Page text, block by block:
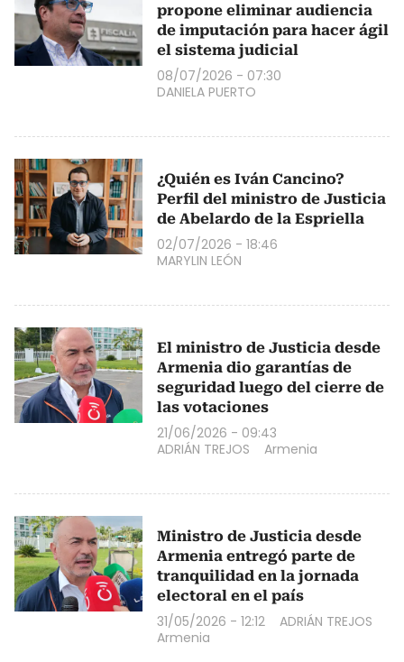
propone eliminar audiencia
de imputación para hacer ágil
el sistema judicial
08/07/2026 - 07:30
DANIELA PUERTO
¿Quién es Iván Cancino?
Perfil del ministro de Justicia
de Abelardo de la Espriella
02/07/2026 - 18:46
MARYLIN LEÓN
El ministro de Justicia desde
Armenia dio garantías de
seguridad luego del cierre de
las votaciones
21/06/2026 - 09:43
ADRIÁN TREJOS
Armenia
Ministro de Justicia desde
Armenia entregó parte de
tranquilidad en la jornada
electoral en el país
31/05/2026 - 12:12
ADRIÁN TREJOS
Armenia